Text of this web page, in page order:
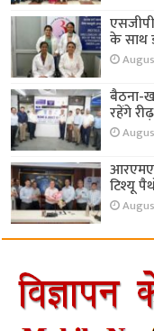
के साथ
बैठना-
रहेंगे
टिश्यू